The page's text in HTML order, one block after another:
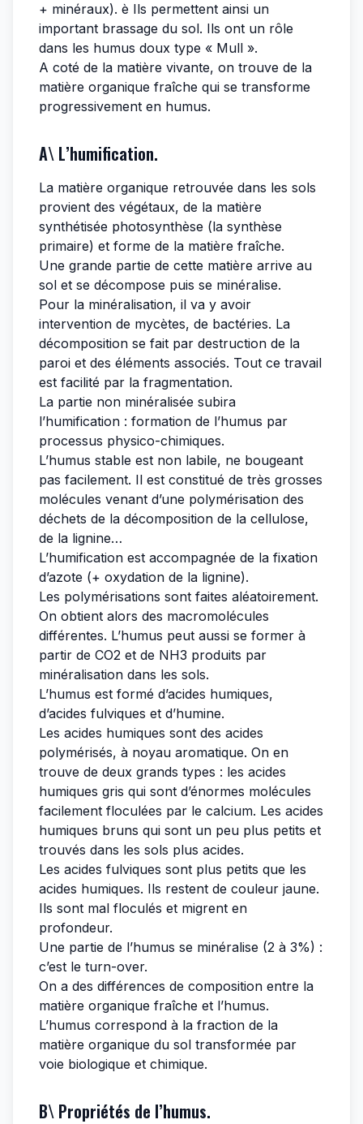
+ minéraux). è Ils permettent ainsi un
important brassage du sol. Ils ont un rôle
dans les humus doux type « Mull ».
A coté de la matière vivante, on trouve de la
matière organique fraîche qui se transforme
progressivement en humus.
A\ L’humification.
La matière organique retrouvée dans les sols
provient des végétaux, de la matière
synthétisée photosynthèse (la synthèse
primaire) et forme de la matière fraîche.
Une grande partie de cette matière arrive au
sol et se décompose puis se minéralise.
Pour la minéralisation, il va y avoir
intervention de mycètes, de bactéries. La
décomposition se fait par destruction de la
paroi et des éléments associés. Tout ce travail
est facilité par la fragmentation.
La partie non minéralisée subira
l’humification : formation de l’humus par
processus physico-chimiques.
L’humus stable est non labile, ne bougeant
pas facilement. Il est constitué de très grosses
molécules venant d’une polymérisation des
déchets de la décomposition de la cellulose,
de la lignine…
L’humification est accompagnée de la fixation
d’azote (+ oxydation de la lignine).
Les polymérisations sont faites aléatoirement.
On obtient alors des macromolécules
différentes. L’humus peut aussi se former à
partir de CO2 et de NH3 produits par
minéralisation dans les sols.
L’humus est formé d’acides humiques,
d’acides fulviques et d’humine.
Les acides humiques sont des acides
polymérisés, à noyau aromatique. On en
trouve de deux grands types : les acides
humiques gris qui sont d’énormes molécules
facilement floculées par le calcium. Les acides
humiques bruns qui sont un peu plus petits et
trouvés dans les sols plus acides.
Les acides fulviques sont plus petits que les
acides humiques. Ils restent de couleur jaune.
Ils sont mal floculés et migrent en
profondeur.
Une partie de l’humus se minéralise (2 à 3%) :
c’est le turn-over.
On a des différences de composition entre la
matière organique fraîche et l’humus.
L’humus correspond à la fraction de la
matière organique du sol transformée par
voie biologique et chimique.
B\ Propriétés de l’humus.